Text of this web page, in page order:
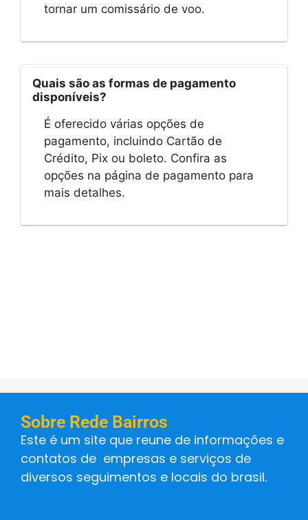
tornar um comissário de voo.
Quais são as formas de pagamento
disponíveis?
É oferecido várias opções de
pagamento, incluindo Cartão de
Crédito, Pix ou boleto. Confira as
opções na página de pagamento para
mais detalhes.
Sobre Rede Bairros
Este é um site que reune de informações e
contatos de empresas e serviços de
diversos seguimentos e locais do brasil.